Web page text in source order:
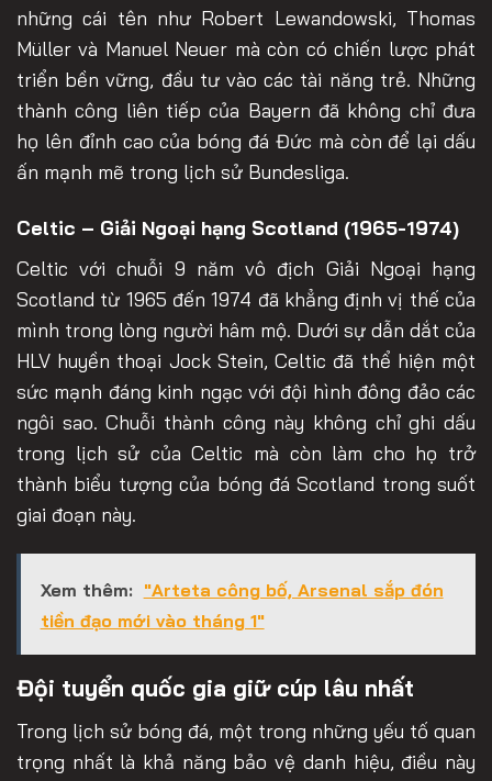
những cái tên như Robert Lewandowski, Thomas
Müller và Manuel Neuer mà còn có chiến lược phát
triển bền vững, đầu tư vào các tài năng trẻ. Những
thành công liên tiếp của Bayern đã không chỉ đưa
họ lên đỉnh cao của bóng đá Đức mà còn để lại dấu
ấn mạnh mẽ trong lịch sử Bundesliga.
Celtic – Giải Ngoại hạng Scotland (1965-1974)
Celtic với chuỗi 9 năm vô địch Giải Ngoại hạng
Scotland từ 1965 đến 1974 đã khẳng định vị thế của
mình trong lòng người hâm mộ. Dưới sự dẫn dắt của
HLV huyền thoại Jock Stein, Celtic đã thể hiện một
sức mạnh đáng kinh ngạc với đội hình đông đảo các
ngôi sao. Chuỗi thành công này không chỉ ghi dấu
trong lịch sử của Celtic mà còn làm cho họ trở
thành biểu tượng của bóng đá Scotland trong suốt
giai đoạn này.
Xem thêm: "Arteta công bố, Arsenal sắp đón
tiền đạo mới vào tháng 1"
Đội tuyển quốc gia giữ cúp lâu nhất
Trong lịch sử bóng đá, một trong những yếu tố quan
trọng nhất là khả năng bảo vệ danh hiệu, điều này